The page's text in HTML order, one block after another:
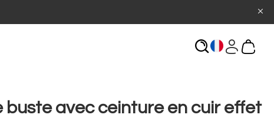
buste avec ceinture en cuir effet